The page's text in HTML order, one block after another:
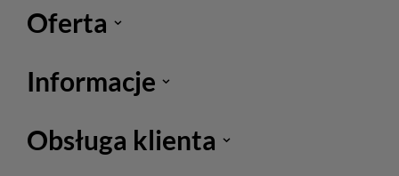
Oferta
Informacje
Obsługa klienta